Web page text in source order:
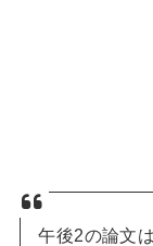
午後2の論文